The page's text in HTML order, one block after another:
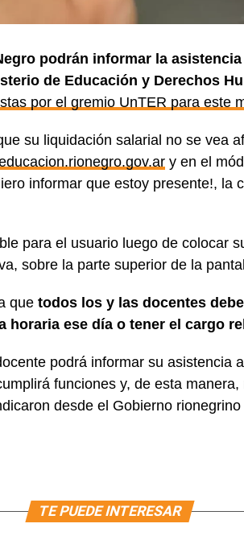
podrán informar la
de Educación y Derechos
por el gremio UnTER para este
su liquidación salarial no se vea
y en el
informar que estoy presente!, la
para el usuario luego de colocar
sobre la parte superior de la
que todos los y las docentes
horaria ese día o tener el cargo
podrá informar su asistencia
funciones y, de esta
desde el Gobierno rionegrino
TE PUEDE INTERESAR